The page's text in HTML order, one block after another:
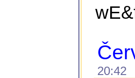
20:42